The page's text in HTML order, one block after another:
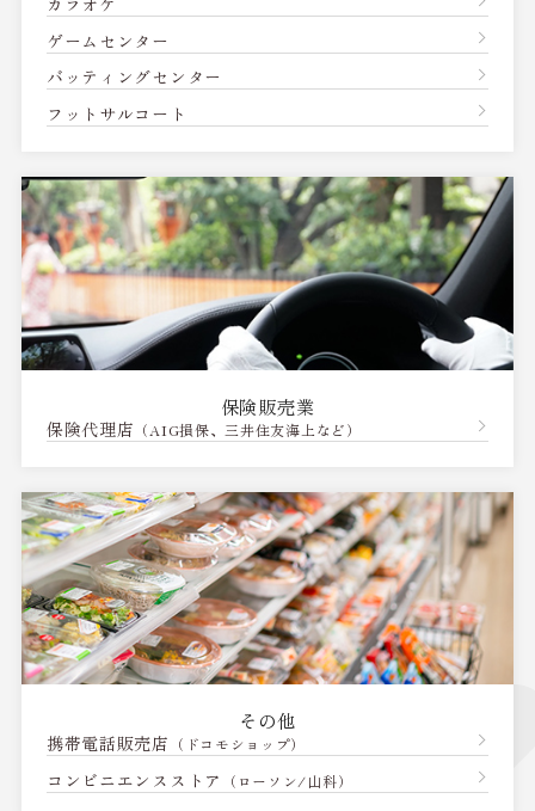
ゲームセンター
バッティングセンター
フットサルコート
保険販売業
保険代理店 （AIG損保、三井住友海上など）
その他
携帯電話販売店 （ドコモショップ）
コンビニエンスストア （ローソン/山科）